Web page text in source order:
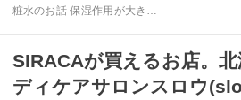
粧水のお話 保湿作用が大き…
SIRACAが買えるお店。
ディケアサロンスロウ